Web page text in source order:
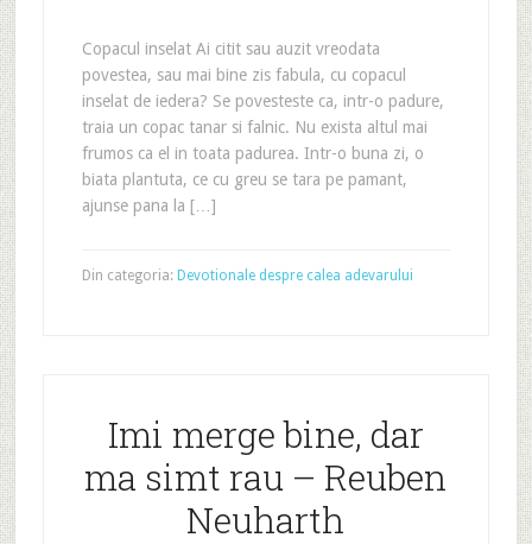
Copacul inselat Ai citit sau auzit vreodata
povestea, sau mai bine zis fabula, cu copacul
inselat de iedera? Se povesteste ca, intr-o padure,
traia un copac tanar si falnic. Nu exista altul mai
frumos ca el in toata padurea. Intr-o buna zi, o
biata plantuta, ce cu greu se tara pe pamant,
ajunse pana la […]
Din categoria: Devotionale despre calea adevarului
Imi merge bine, dar
ma simt rau – Reuben
Neuharth